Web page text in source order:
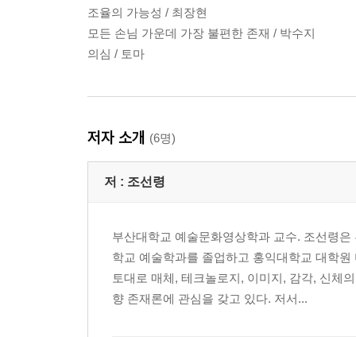
조율의 가능성 / 최장현
모든 손님 가운데 가장 불편한 존재 / 박수지
의심 / 토마
저자 소개 (6명)
저 : 조선령
부산대학교 예술문화영상학과 교수. 조선령
학교 예술학과를 졸업하고 홍익대학교 대학
토대로 매체, 테크놀로지, 이미지, 감각, 신체
향 존재론에 관심을 갖고 있다. 저서...